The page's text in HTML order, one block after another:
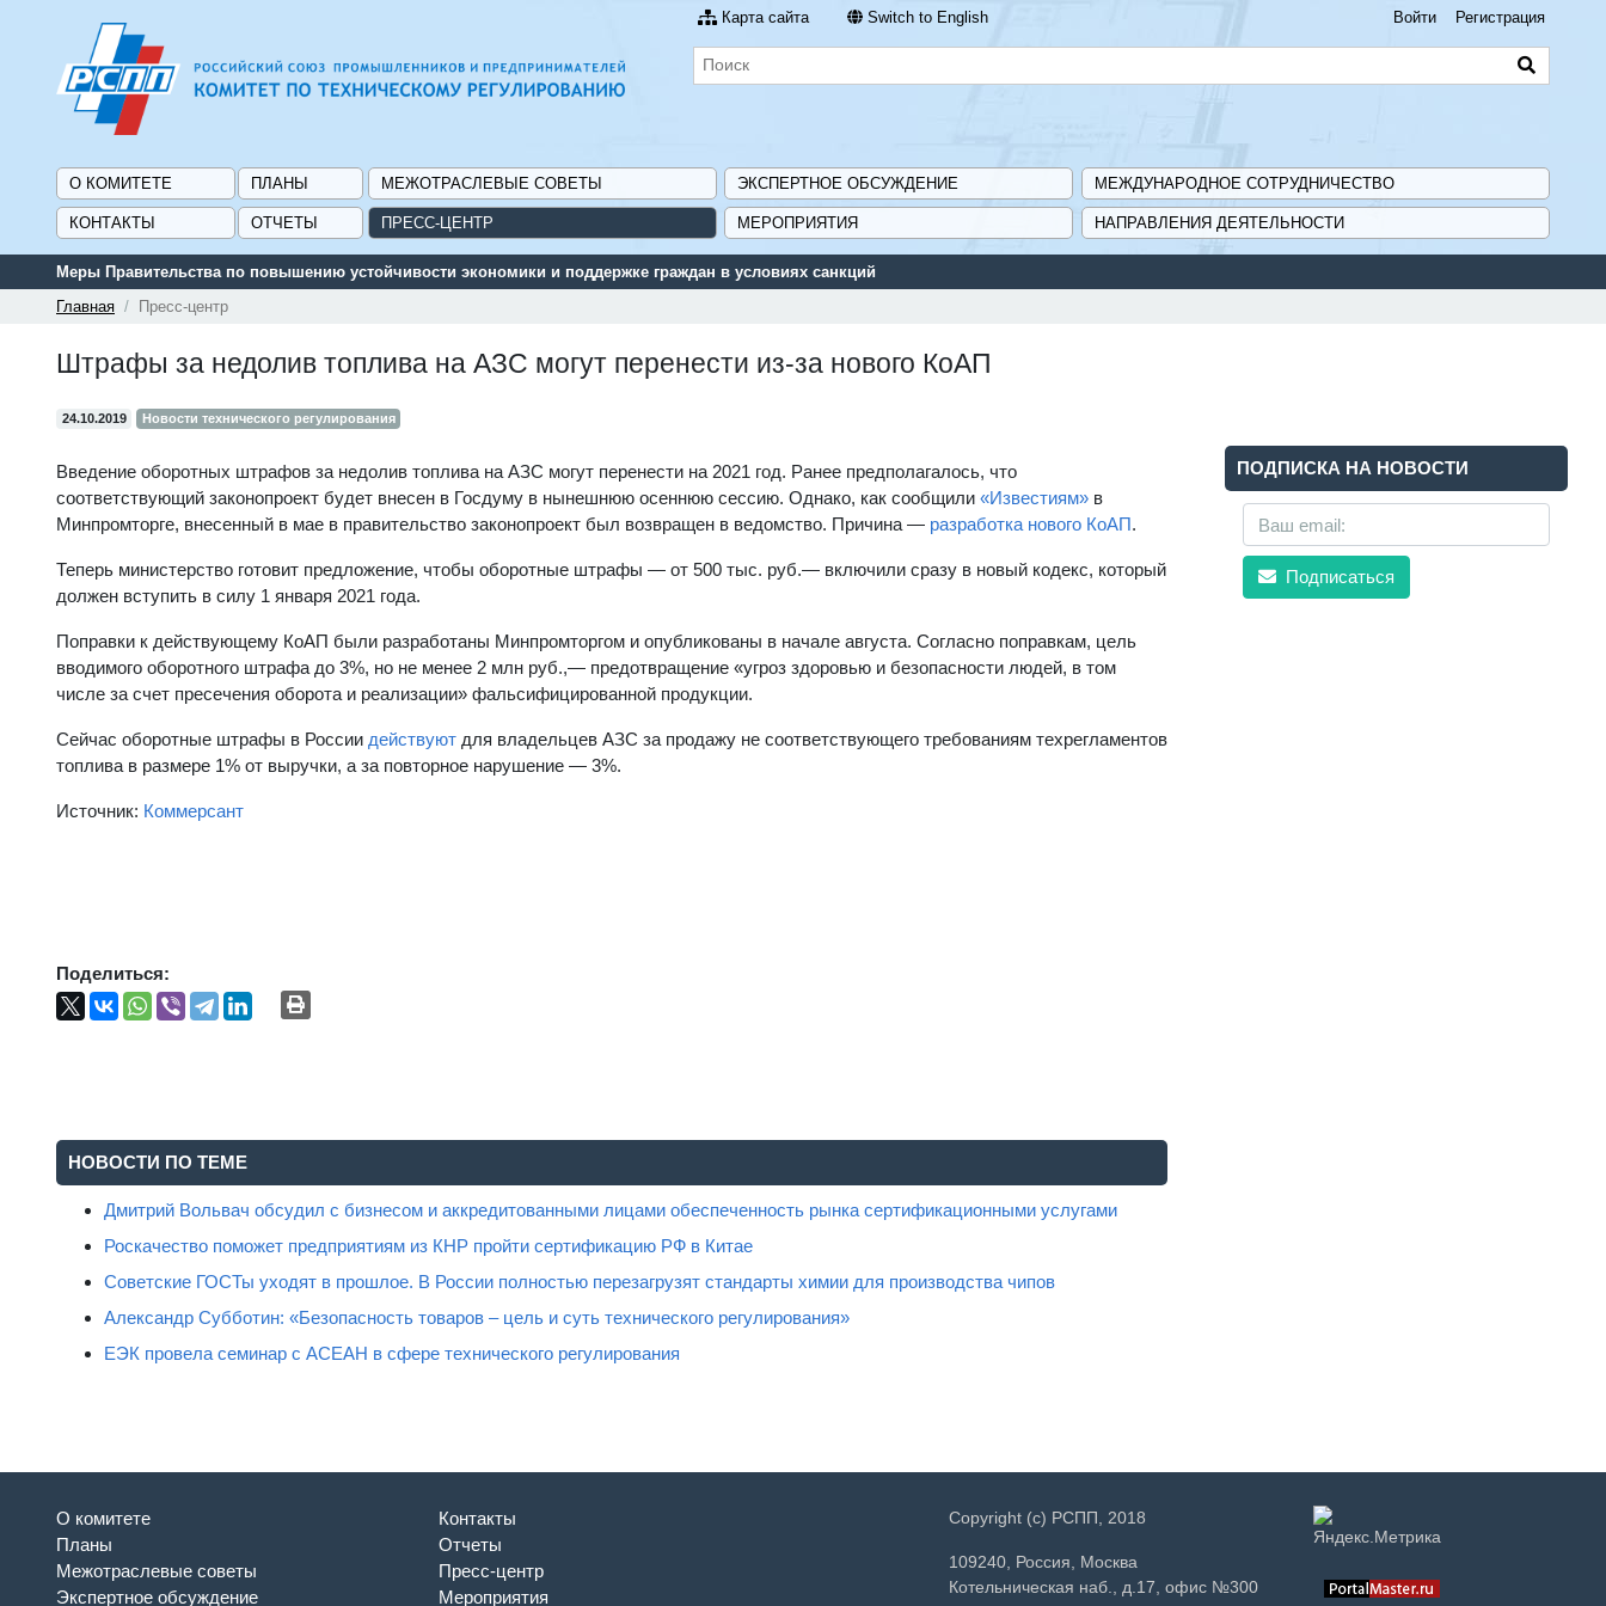
Карта сайта Switch to English Войти Регистрация
О КОМИТЕТЕ ПЛАНЫ МЕЖОТРАСЛЕВЫЕ СОВЕТЫ ЭКСПЕРТНОЕ ОБСУЖДЕНИЕ МЕЖДУНАРОДНОЕ СОТРУДНИЧЕСТВО
КОНТАКТЫ ОТЧЕТЫ ПРЕСС-ЦЕНТР МЕРОПРИЯТИЯ НАПРАВЛЕНИЯ ДЕЯТЕЛЬНОСТИ
Меры Правительства по повышению устойчивости экономики и поддержке граждан в условиях санкций
Главная
Пресс-центр
Штрафы за недолив топлива на АЗС могут перенести из-за нового КоАП
24.10.2019 Новости технического регулирования
Введение оборотных штрафов за недолив топлива на АЗС могут перенести на 2021 год. Ранее предполагалось, что
соответствующий законопроект будет внесен в Госдуму в нынешнюю осеннюю сессию. Однако, как сообщили «Известиям» в
Минпромторге, внесенный в мае в правительство законопроект был возвращен в ведомство. Причина — разработка нового КоАП.
Теперь министерство готовит предложение, чтобы оборотные штрафы — от 500 тыс. руб.— включили сразу в новый кодекс, который
должен вступить в силу 1 января 2021 года.
Поправки к действующему КоАП были разработаны Минпромторгом и опубликованы в начале августа. Согласно поправкам, цель
вводимого оборотного штрафа до 3%, но не менее 2 млн руб.,— предотвращение «угроз здоровью и безопасности людей, в том
числе за счет пресечения оборота и реализации» фальсифицированной продукции.
Сейчас оборотные штрафы в России действуют для владельцев АЗС за продажу не соответствующего требованиям техрегламентов
топлива в размере 1% от выручки, а за повторное нарушение — 3%.
Источник: Коммерсант
Поделиться:
НОВОСТИ ПО ТЕМЕ
Дмитрий Вольвач обсудил с бизнесом и аккредитованными лицами обеспеченность рынка сертификационными услугами
Роскачество поможет предприятиям из КНР пройти сертификацию РФ в Китае
Советские ГОСТы уходят в прошлое. В России полностью перезагрузят стандарты химии для производства чипов
Александр Субботин: «Безопасность товаров – цель и суть технического регулирования»
ЕЭК провела семинар с АСЕАН в сфере технического регулирования
ПОДПИСКА НА НОВОСТИ
Подписаться
О комитете
Планы
Межотраслевые советы
Экспертное обсуждение
Контакты
Отчеты
Пресс-центр
Мероприятия
Copyright (c) РСПП, 2018
109240, Россия, Москва
Котельническая наб., д.17, офис №300